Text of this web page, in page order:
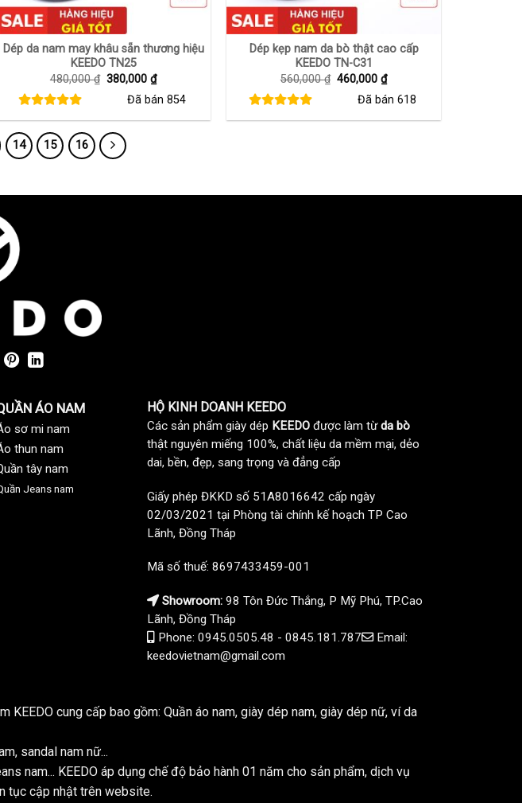
+
Dép da nam may khâu sẵn thương hiệu
KEEDO TN25
480,000₫ Giá
380,000₫Giá
hiện
tại
380,000 ₫.
Đã bán 854
+
Dép kẹp nam da bò thật cao cấp
KEEDO TN-C31
560,000₫ Giá
460,000₫Giá
hiện
tại
460,000 ₫.
Đã bán 618
14 15 16
ÁO NAM
sơ mi nam
thun nam
tây nam
Jeans nam
HỘ KINH DOANH KEEDO
Các sản phẩm giày dép KEEDO được làm từda bò
thật nguyên miếng 100%, chất liệu da mềm mại, dẻo
dai, bền, đẹp, sang trọng và đẳng cấp
Giấy phép ĐKKD số 51A8016642 cấp ngày
02/03/2021 tại Phòng tài chính kế hoạch TP Cao
Lãnh, Đồng Tháp
Mã số thuế: 8697433459-001
Showroom: 98 Tôn Đức Thắng, P Mỹ Phú, TP.Cao
Lãnh, Đồng Tháp
Phone: 0945.0505.48 - 0845.181.787
Email:
keedovietnam@gmail.com
cung cấp bao gồm: Quần áo nam, giày dép nam, giày dép nữ, ví da
sandal nam nữ...
nam... KEEDO áp dụng chế độ bảo hành 01 năm cho sản phẩm, dịch vụ
tục cập nhật trên website.